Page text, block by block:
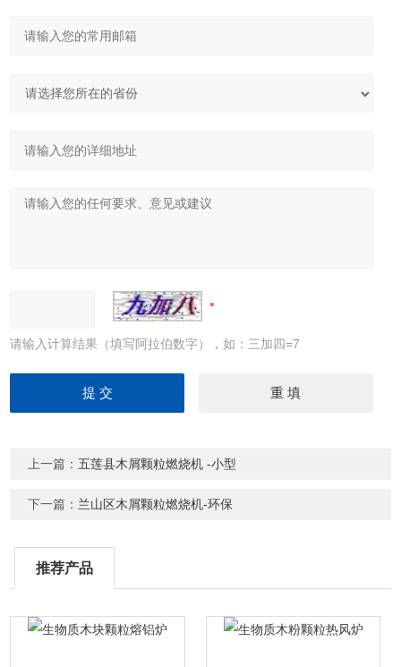
请输入计算结果（填写阿拉伯数字），如：三加四=7
上一篇： 五莲县木屑颗粒燃烧机 -小型
下一篇： 兰山区木屑颗粒燃烧机-环保
推荐产品